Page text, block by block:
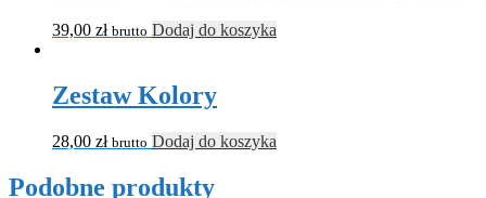
39,00 zł brutto Dodaj do koszyka
Zestaw Kolory
28,00 zł brutto Dodaj do koszyka
Podobne produkty